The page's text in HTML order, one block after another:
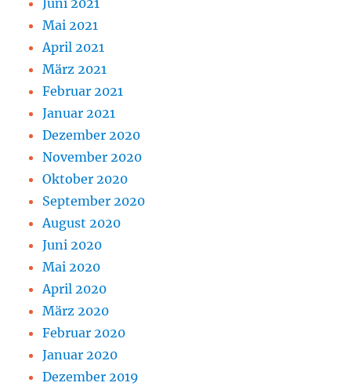
Juni 2021
Mai 2021
April 2021
März 2021
Februar 2021
Januar 2021
Dezember 2020
November 2020
Oktober 2020
September 2020
August 2020
Juni 2020
Mai 2020
April 2020
März 2020
Februar 2020
Januar 2020
Dezember 2019